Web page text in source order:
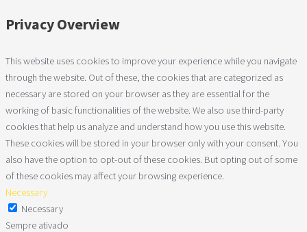
Privacy Overview
This website uses cookies to improve your experience while you navigate
through the website. Out of these, the cookies that are categorized as
necessary are stored on your browser as they are essential for the
working of basic functionalities of the website. We also use third-party
cookies that help us analyze and understand how you use this website.
These cookies will be stored in your browser only with your consent. You
also have the option to opt-out of these cookies. But opting out of some
of these cookies may affect your browsing experience.
Necessary
Necessary
Sempre ativado